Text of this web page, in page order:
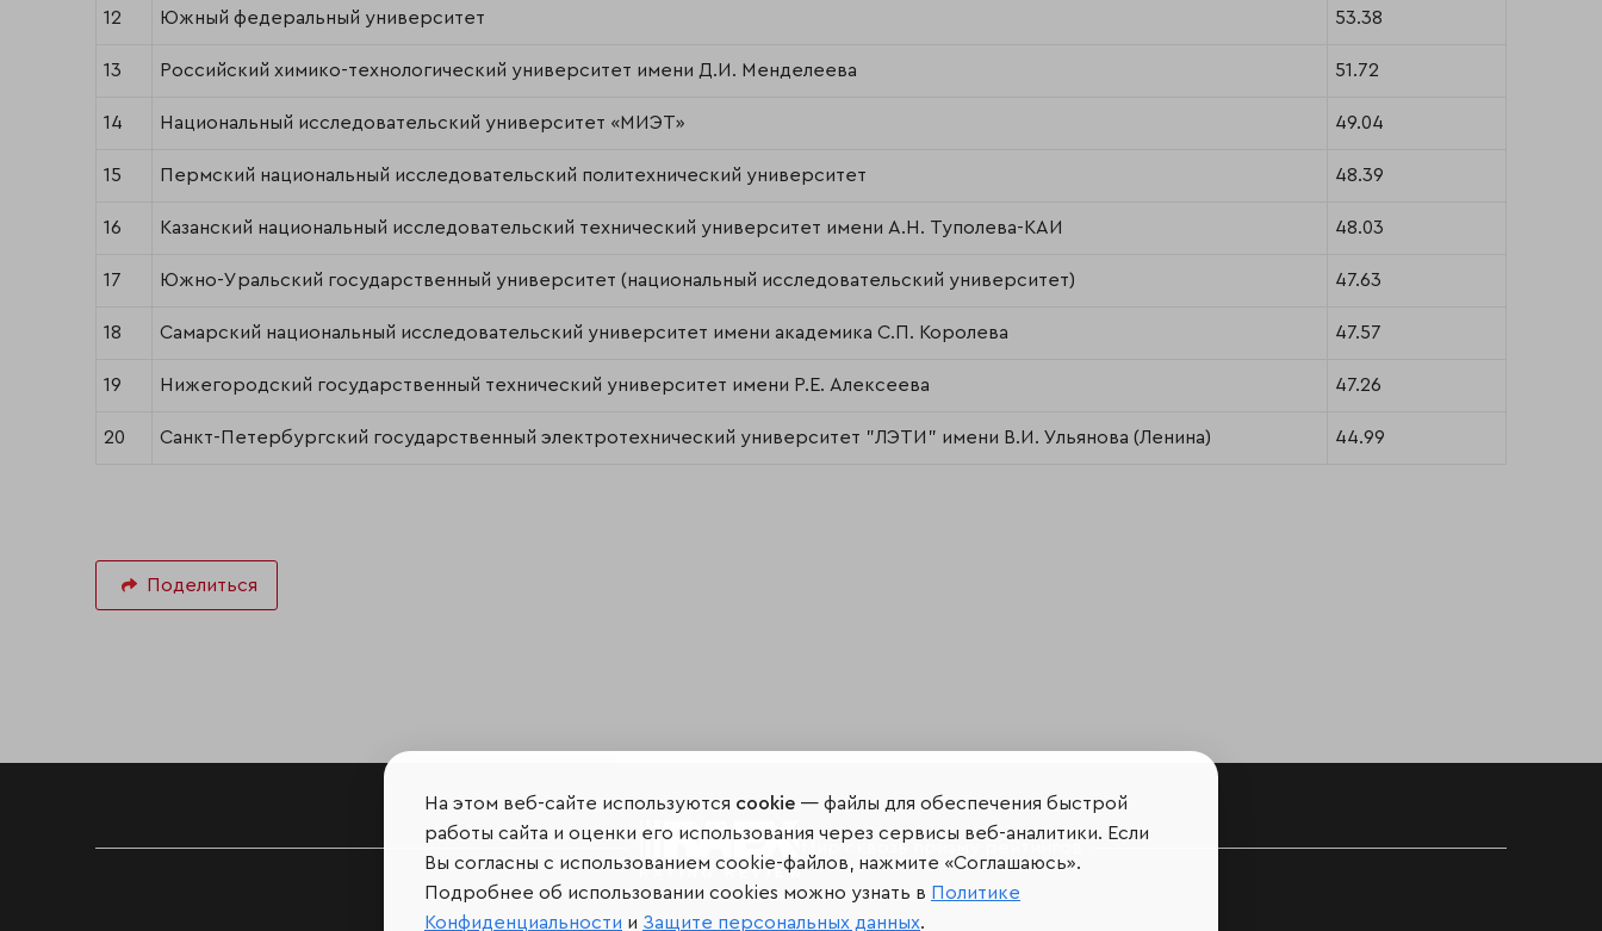
12 Южный федеральный университет 53.38
13 Российский химико-технологический университет имени Д.И. Менделеева 51.72
14 Национальный исследовательский университет «МИЭТ» 49.04
15 Пермский национальный исследовательский политехнический университет 48.39
16 Казанский национальный исследовательский технический университет имени А.Н. Туполева-КАИ 48.03
17 Южно-Уральский государственный университет (национальный исследовательский университет) 47.63
18 Самарский национальный исследовательский университет имени академика С.П. Королева 47.57
19 Нижегородский государственный технический университет имени Р.Е. Алексеева 47.26
20 Санкт-Петербургский государственный электротехнический университет "ЛЭТИ" имени В.И. Ульянова (Ленина) 44.99
Поделиться
Мир сквозь призму рейтингов
На этом веб-сайте используются cookie — файлы для обеспечения быстрой
работы сайта и оценки его использования через сервисы веб-аналитики. Если
Вы согласны с использованием cookie-файлов, нажмите «Соглашаюсь».
Подробнее об использовании cookies можно узнать в Политике
Конфиденциальности и Защите персональных данных.